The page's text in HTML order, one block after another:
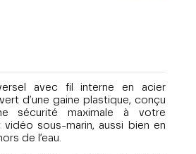
avec fil interne en acier
d’une gaine plastique, conçu
sécurité maximale à votre
sous-marin, aussi bien en
de l’eau.